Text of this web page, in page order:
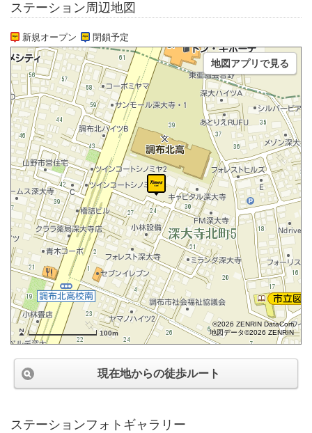
ステーション周辺地図
新規オープン 閉鎖予定
100m
©2026 ZENRIN DataCom
地図データ©2026 ZENRIN
地図アプリで見る
現在地からの徒歩ルート
ステーションフォトギャラリー